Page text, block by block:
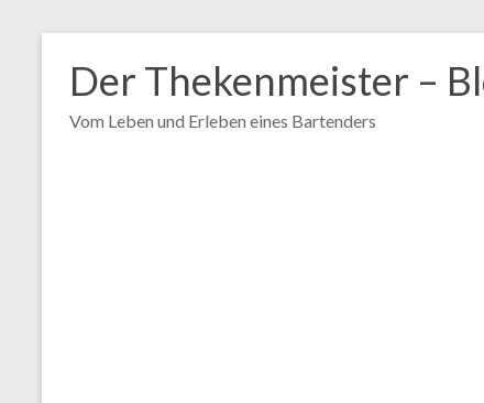
Inhalt
springen
Der Thekenmeister –
Vom Leben und Erleben eines Bartenders